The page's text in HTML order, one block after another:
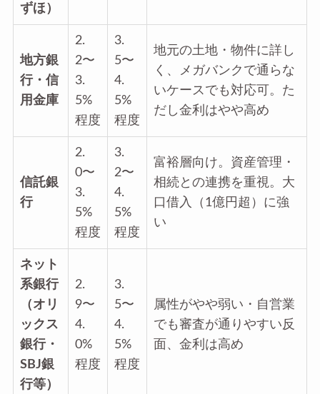
ずほ）
地方銀
行・信
用金庫
2.
2〜
3.
5%
程度
3.
5〜
4.
5%
程度
地元の土地・物件に詳し
く、メガバンクで通らな
いケースでも対応可。た
だし金利はやや高め
信託銀
行
2.
0〜
3.
5%
程度
3.
2〜
4.
5%
程度
富裕層向け。資産管理・
相続との連携を重視。大
口借入（1億円超）に強
い
ネット
系銀行
（オリ
ックス
銀行・
SBJ銀
行等）
2.
9〜
4.
0%
程度
3.
5〜
4.
5%
程度
属性がやや弱い・自営業
でも審査が通りやすい反
面、金利は高め